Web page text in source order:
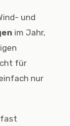
und
im Jahr,
für
nur
fast